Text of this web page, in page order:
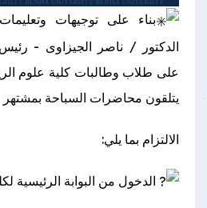
بناء على توجيهات
الدكتور / ناصر الجيزاوى - رئيس
على طلاب وطالبات كلية علوم
يتلقون محاضرات السباحة بمشتهر
الالتزام بما يلي:
الدخول من البوابة الرئيسية